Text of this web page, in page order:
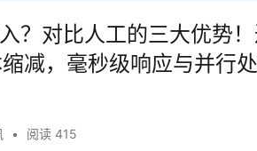
？对比人工的三大优势
减，毫秒级响应与并行
• 阅读 415